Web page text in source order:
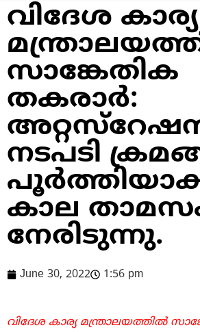
വിദേശ കാര്യ
സാങ്കേതിക
തകരാർ:
നടപടി
കാല
നേരിടുന്നു.
June 30, 2022 1:56 pm
വിദേശ കാര്യ മന്ത്രാലയത്തിൽ